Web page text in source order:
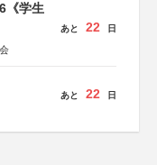
《学生
あと 22 日
あと 22 日